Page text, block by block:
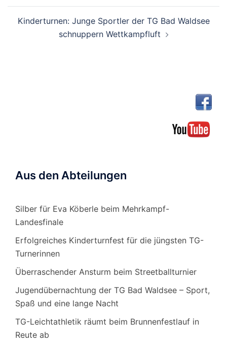
Kinderturnen: Junge Sportler der TG Bad Waldsee
schnuppern Wettkampfluft
Aus den Abteilungen
Silber für Eva Köberle beim Mehrkampf-
Landesfinale
Erfolgreiches Kinderturnfest für die jüngsten TG-
Turnerinnen
Überraschender Ansturm beim Streetballturnier
Jugendübernachtung der TG Bad Waldsee – Sport,
Spaß und eine lange Nacht
TG-Leichtathletik räumt beim Brunnenfestlauf in
Reute ab